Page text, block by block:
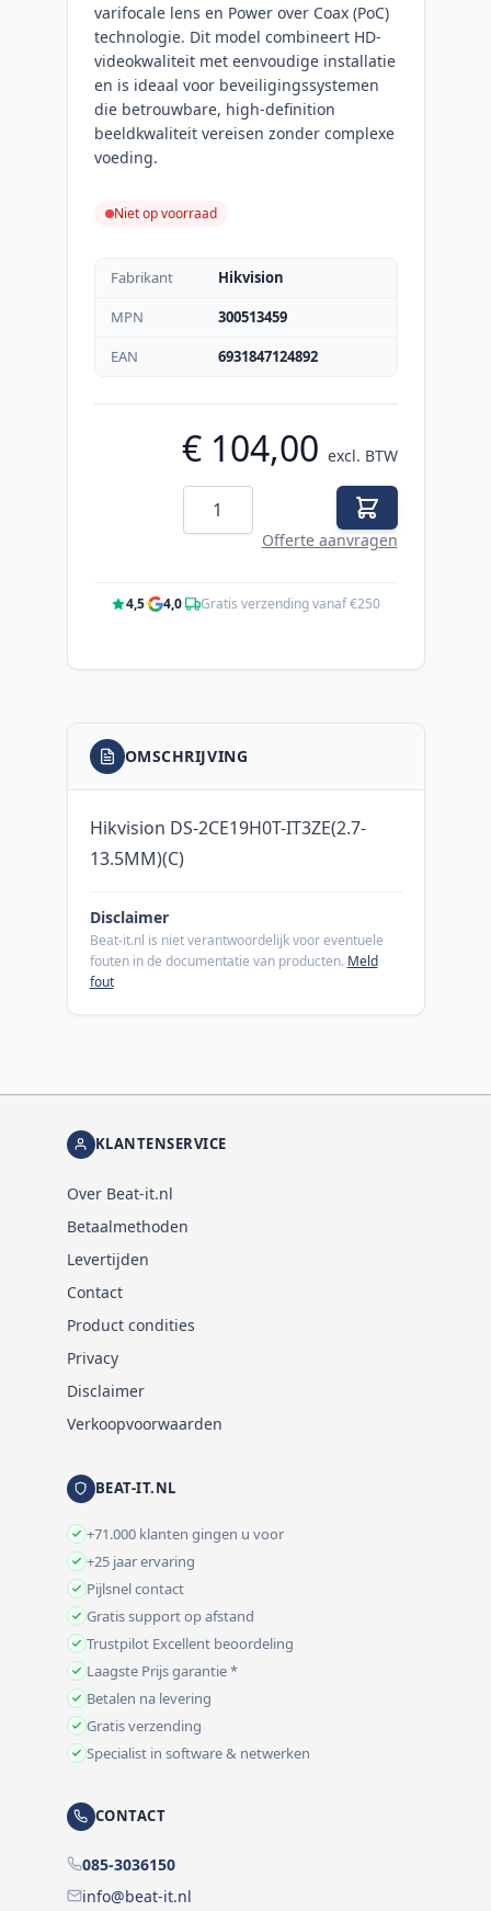
varifocale lens en Power over Coax (PoC)
technologie. Dit model combineert HD-
videokwaliteit met eenvoudige installatie
en is ideaal voor beveiligingssystemen
die betrouwbare, high-definition
beeldkwaliteit vereisen zonder complexe
voeding.
Niet op voorraad
Fabrikant
Hikvision
MPN
300513459
EAN
6931847124892
€ 104,00 excl. BTW
Aantal
Offerte aanvragen
4,5· 4,0· Gratis verzending vanaf €250
OMSCHRIJVING
Hikvision DS-2CE19H0T-IT3ZE(2.7-
13.5MM)(C)
Disclaimer
Beat-it.nl is niet verantwoordelijk voor eventuele
fouten in de documentatie van producten. Meld
fout
KLANTENSERVICE
Over Beat-it.nl
Betaalmethoden
Levertijden
Contact
Product condities
Privacy
Disclaimer
Verkoopvoorwaarden
BEAT-IT.NL
+71.000 klanten gingen u voor
+25 jaar ervaring
Pijlsnel contact
Gratis support op afstand
Trustpilot Excellent beoordeling
Laagste Prijs garantie *
Betalen na levering
Gratis verzending
Specialist in software & netwerken
CONTACT
085-3036150
info@beat-it.nl